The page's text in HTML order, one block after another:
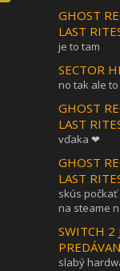
GHOST
LAST
je to tam
SECTOR
no tak ale
GHOST
LAST
vďaka ❤
GHOST
LAST
skús
na steame
SWITCH 2
slabý